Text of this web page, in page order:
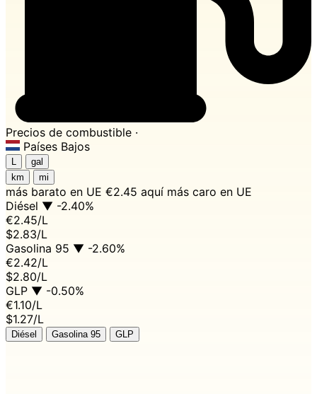
Precios de combustible ·
Países Bajos
L
gal
km
mi
más barato en UE €2.45 aquí más caro en UE
Diésel ▼ -2.40%
€2.45/L
$2.83/L
Gasolina 95 ▼ -2.60%
€2.42/L
$2.80/L
GLP ▼ -0.50%
€1.10/L
$1.27/L
Diésel Gasolina 95 GLP